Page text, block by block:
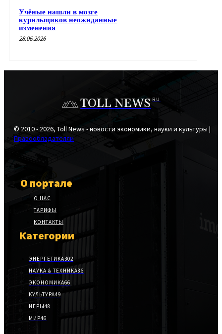
Учёные нашли в мозге
курильщиков неожиданные
изменения
28.06.2026
TOLL NEWS RU
© 2010 - 2026, Toll News - новости экономики, науки и культуры |
Правообладателям
О портале
О НАС
ТАРИФЫ
КОНТАКТЫ
Категории
ЭНЕРГЕТИКА302
НАУКА & ТЕХНИКА86
ЭКОНОМИКА66
КУЛЬТУРА49
ИГРЫ48
МИР46